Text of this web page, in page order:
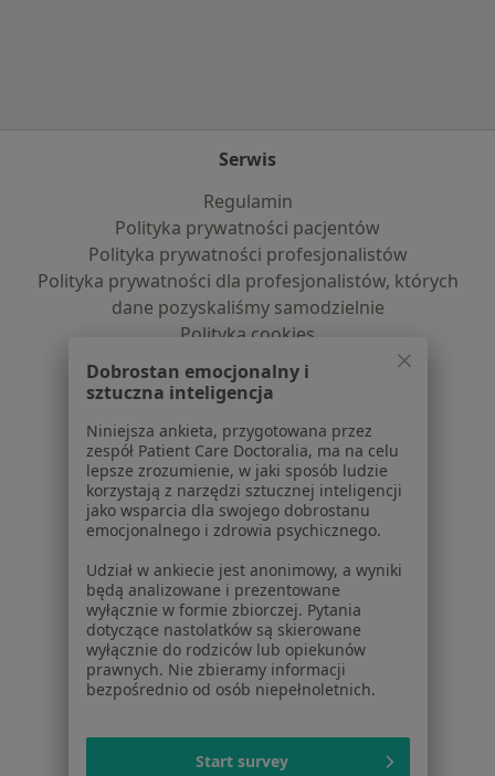
Serwis
Regulamin
Polityka prywatności pacjentów
Polityka prywatności profesjonalistów
Polityka prywatności dla profesjonalistów, których
dane pozyskaliśmy samodzielnie
Polityka cookies
Jak działają wyniki wyszukiwania
Dostępność
Praca Rekrutujemy!
Partnerzy
Centrum prasowe
Kontakt
Dla pacjentów
Lekarze
Placówki medyczne
Pytania i odpowiedzi
Usługi i zabiegi
Pomoc
Aplikacje mobilne
Dobrostan emocjonalny i
sztuczna inteligencja
Niniejsza ankieta, przygotowana przez
zespół Patient Care Doctoralia, ma na celu
lepsze zrozumienie, w jaki sposób ludzie
korzystają z narzędzi sztucznej inteligencji
jako wsparcia dla swojego dobrostanu
emocjonalnego i zdrowia psychicznego.
Udział w ankiecie jest anonimowy, a wyniki
będą analizowane i prezentowane
wyłącznie w formie zbiorczej. Pytania
dotyczące nastolatków są skierowane
wyłącznie do rodziców lub opiekunów
prawnych. Nie zbieramy informacji
bezpośrednio od osób niepełnoletnich.
Start survey